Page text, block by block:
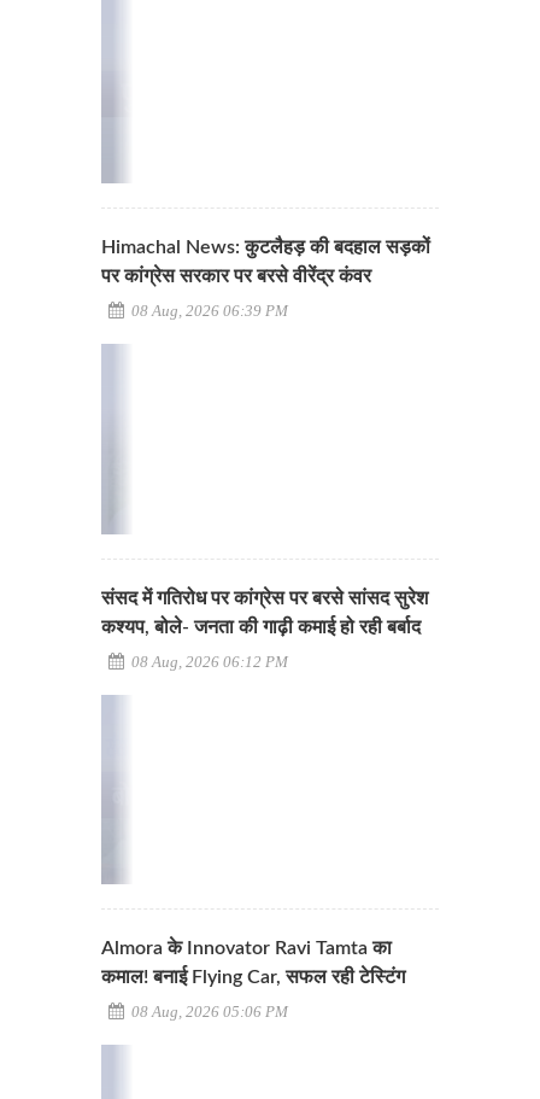
Himachal News: कुटलैहड़ की बदहाल सड़कों
पर कांग्रेस सरकार पर बरसे वीरेंद्र कंवर
08 Aug, 2026 06:39 PM
संसद में गतिरोध पर कांग्रेस पर बरसे सांसद सुरेश
कश्यप, बोले- जनता की गाढ़ी कमाई हो रही बर्बाद
08 Aug, 2026 06:12 PM
Almora के Innovator Ravi Tamta का
कमाल! बनाई Flying Car, सफल रही टेस्टिंग
08 Aug, 2026 05:06 PM